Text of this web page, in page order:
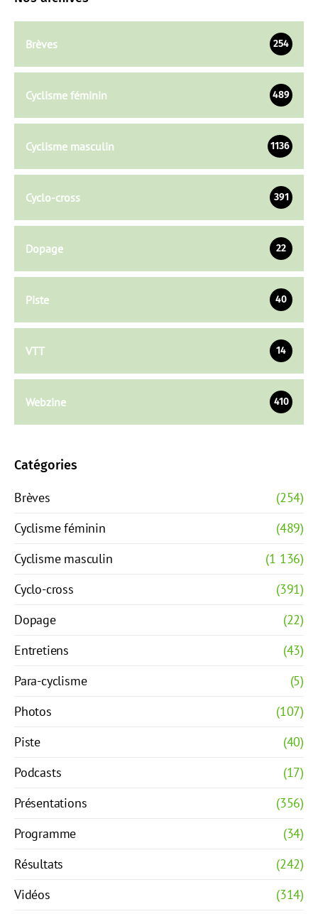
Brèves 254
Cyclisme féminin 489
Cyclisme masculin 1136
Cyclo-cross 391
Dopage 22
Piste 40
VTT 14
Webzine 410
Catégories
Brèves
(254)
Cyclisme féminin
(489)
Cyclisme masculin
(1 136)
Cyclo-cross
(391)
Dopage
(22)
Entretiens
(43)
Para-cyclisme
(5)
Photos
(107)
Piste
(40)
Podcasts
(17)
Présentations
(356)
Programme
(34)
Résultats
(242)
Vidéos
(314)